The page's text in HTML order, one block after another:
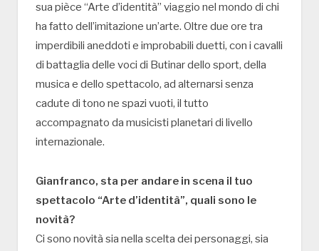
sua pièce “Arte d’identità” viaggio nel mondo di chi
ha fatto dell’imitazione un’arte. Oltre due ore tra
imperdibili aneddoti e improbabili duetti, con i cavalli
di battaglia delle voci di Butinar dello sport, della
musica e dello spettacolo, ad alternarsi senza
cadute di tono ne spazi vuoti, il tutto
accompagnato da musicisti planetari di livello
internazionale.
Gianfranco, sta per andare in scena il tuo
spettacolo “Arte d’identità”, quali sono le
novità?
Ci sono novità sia nella scelta dei personaggi, sia